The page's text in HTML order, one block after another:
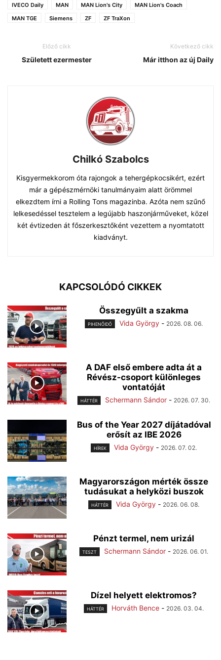
IVECO Daily
MAN MAN Lion's City
MAN Lion's Coach
MAN TGE
Siemens ZF ZF TraXon
Előző cikk
Született ezermester
Következő cikk
Már itthon az új Daily
Chilkó Szabolcs
Kisgyermekkorom óta rajongok a tehergépkocsikért, ezért
már a gépészmérnöki tanulmányaim alatt örömmel
elkezdtem írni a Rolling Tons magazinba. Azóta nem szűnő
lelkesedéssel tesztelem a legújabb haszonjárműveket, közel
két évtizeden át főszerkesztőként vezettem a nyomtatott
kiadványt.
KAPCSOLÓDÓ CIKKEK
Összegyűlt a szakma
PIHENŐIDŐ Vida György - 2026. 08. 06.
A DAF első embere adta át a
Révész-csoport különleges
vontatóját
HÁTTÉR Schermann Sándor - 2026. 07. 30.
Bus of the Year 2027 díjátadóval
erősít az IBE 2026
HÍREK Vida György - 2026. 07. 02.
Magyarországon mérték össze
tudásukat a helyközi buszok
HÁTTÉR Vida György - 2026. 06. 08.
Pénzt termel, nem urizál
TESZT Schermann Sándor - 2026. 06. 01.
Dízel helyett elektromos?
HÁTTÉR Horváth Bence - 2026. 03. 04.